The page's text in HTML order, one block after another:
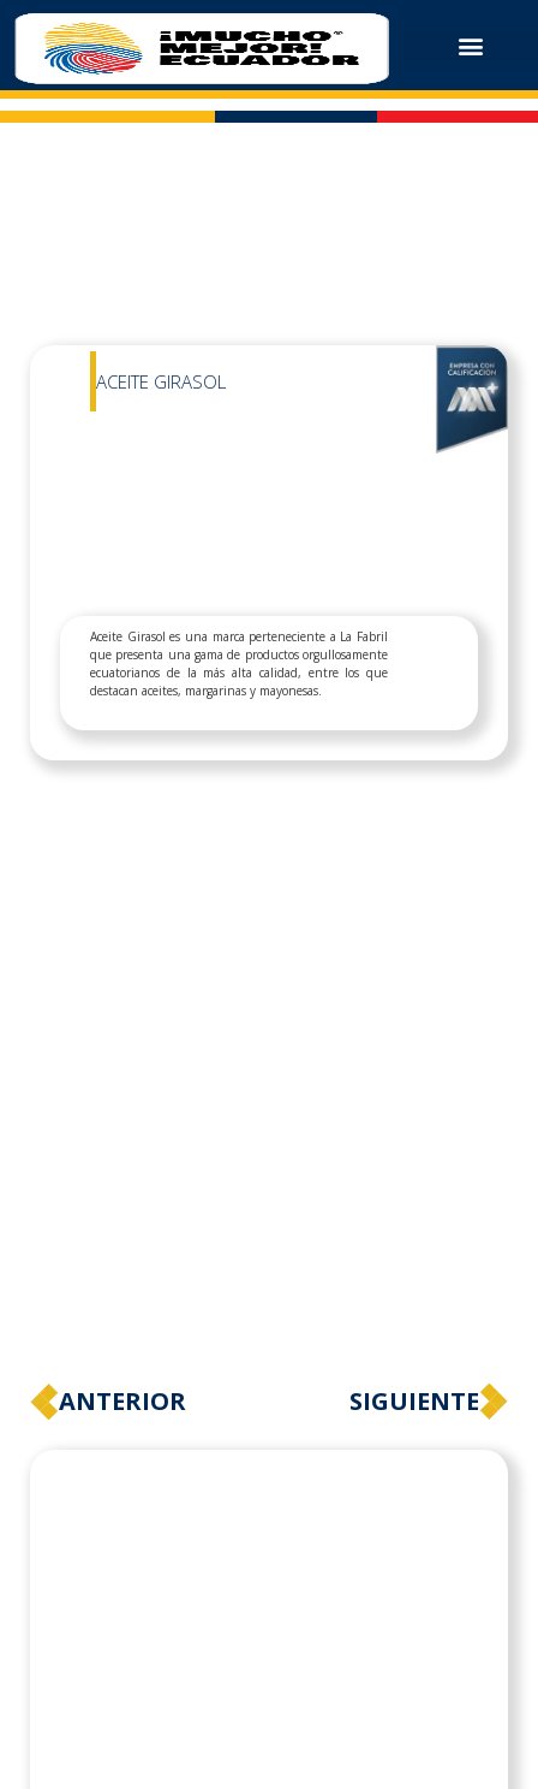
ACEITE GIRASOL
Aceite Girasol es una marca perteneciente a La Fabril
que presenta una gama de productos orgullosamente
ecuatorianos de la más alta calidad, entre los que
destacan aceites, margarinas y mayonesas.
ANTERIOR SIGUIENTE